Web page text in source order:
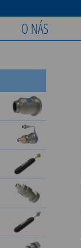
O NÁS